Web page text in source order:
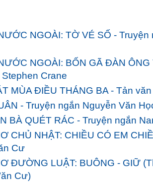
NGOÀI: TỜ VÉ SỐ - Truyện
NGOÀI: BỐN GÃ ĐÀN
Crane
MÙA ĐIỀU THÁNG BA - Tản
- Truyện ngắn Nguyễn Văn
BÀ QUÉT RÁC - Truyện ngắn
CHỦ NHẬT: CHIỀU CÓ EM
Cư
ĐƯỜNG LUẬT: BUÔNG - GIỮ
Cư)